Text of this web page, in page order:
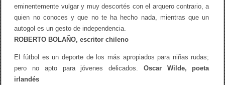
eminentemente vulgar y muy descortés con el arquero contrario, a
quien no conoces y que no te ha hecho nada, mientras que un
autogol es un gesto de independencia.
ROBERTO BOLAÑO, escritor chileno
El fútbol es un deporte de los más apropiados para niñas rudas;
pero no apto para jóvenes delicados. Oscar Wilde, poeta
irlandés